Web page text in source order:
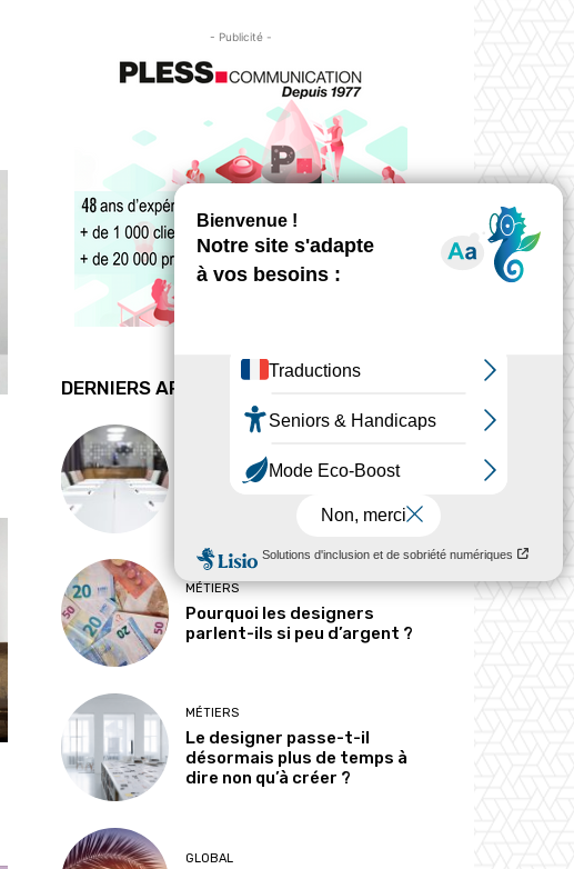
- Publicité -
DERNIERS ARTICLES
Peut-on tout concevoir ?
MÉTIERS
Pourquoi les designers
parlent-ils si peu d’argent ?
MÉTIERS
Le designer passe-t-il
désormais plus de temps à
dire non qu’à créer ?
GLOBAL